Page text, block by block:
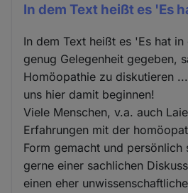
In dem Text heißt es 'Es
In dem Text heißt es 'Es hat
genug Gelegenheit gegeben,
Homöopathie zu diskutieren
uns hier damit beginnen!
Viele Menschen, v.a. auch
Erfahrungen mit der
Form gemacht und persönlich
gerne einer sachlichen
einen eher